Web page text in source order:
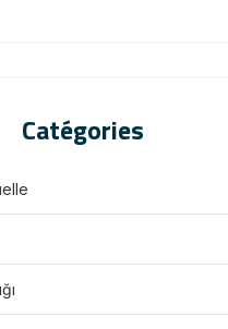
Catégories